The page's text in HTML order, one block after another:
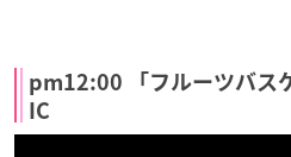
pm12:00 「フルーツバス
IC